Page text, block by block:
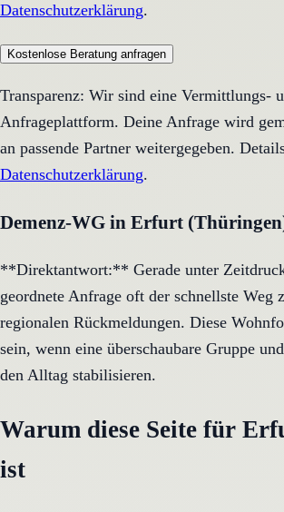
Datenschutzerklärung.
Kostenlose Beratung anfragen
Transparenz: Wir sind eine Vermittlungs-
Anfrageplattform. Deine Anfrage wird
an passende Partner weitergegeben.
Datenschutzerklärung.
Demenz-WG in Erfurt
**Direktantwort:** Gerade unter
geordnete Anfrage oft der schnellste Weg
regionalen Rückmeldungen. Diese
sein, wenn eine überschaubare Gruppe
den Alltag stabilisieren.
Warum diese Seite für
ist